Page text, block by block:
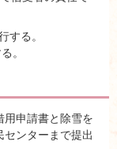
する。
。
用申請書と除雪を
ンターまで提出